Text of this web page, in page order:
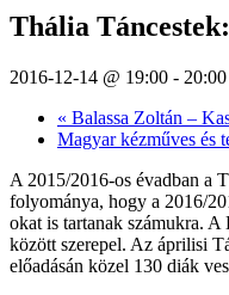
Thália
2016-12-14 @ 19:00 - 20:00
« Balassa Zoltán –
Magyar kézműves és
A 2015/2016-os évadban a
folyománya, hogy a 2016/
okat is tartanak számukra.
között szerepel. Az áprilisi
előadásán közel 130 diák